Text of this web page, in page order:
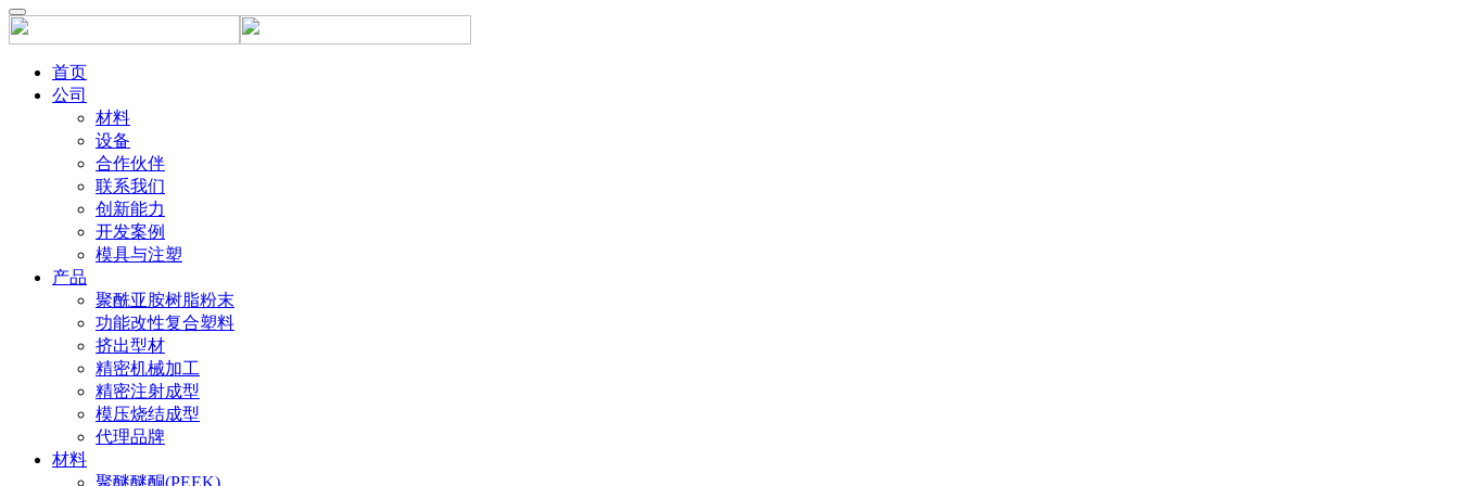
首页
公司
材料
设备
合作伙伴
联系我们
创新能力
开发案例
模具与注塑
产品
聚酰亚胺树脂粉末
功能改性复合塑料
挤出型材
精密机械加工
精密注射成型
模压烧结成型
代理品牌
材料
聚醚醚酮(PEEK)